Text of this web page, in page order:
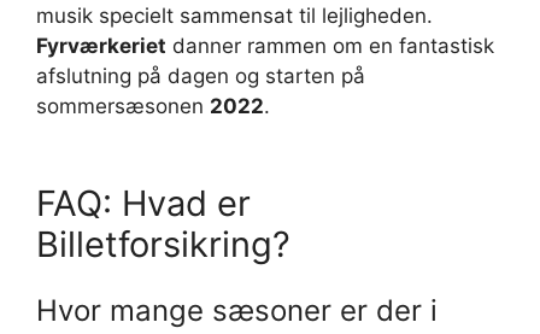
musik specielt sammensat til lejligheden.
Fyrværkeriet danner rammen om en fantastisk
afslutning på dagen og starten på
sommersæsonen 2022.
FAQ: Hvad er
Billetforsikring?
Hvor mange sæsoner er der i